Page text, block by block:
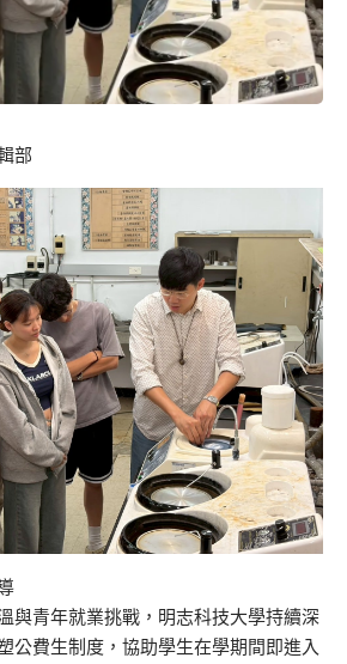
部
與青年就業挑戰，明志科技大學持續深
公費生制度，協助學生在學期間即進入